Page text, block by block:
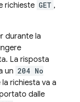
richieste GET ,
durante la
La risposta
un 204 No
richiesta va a
dalle